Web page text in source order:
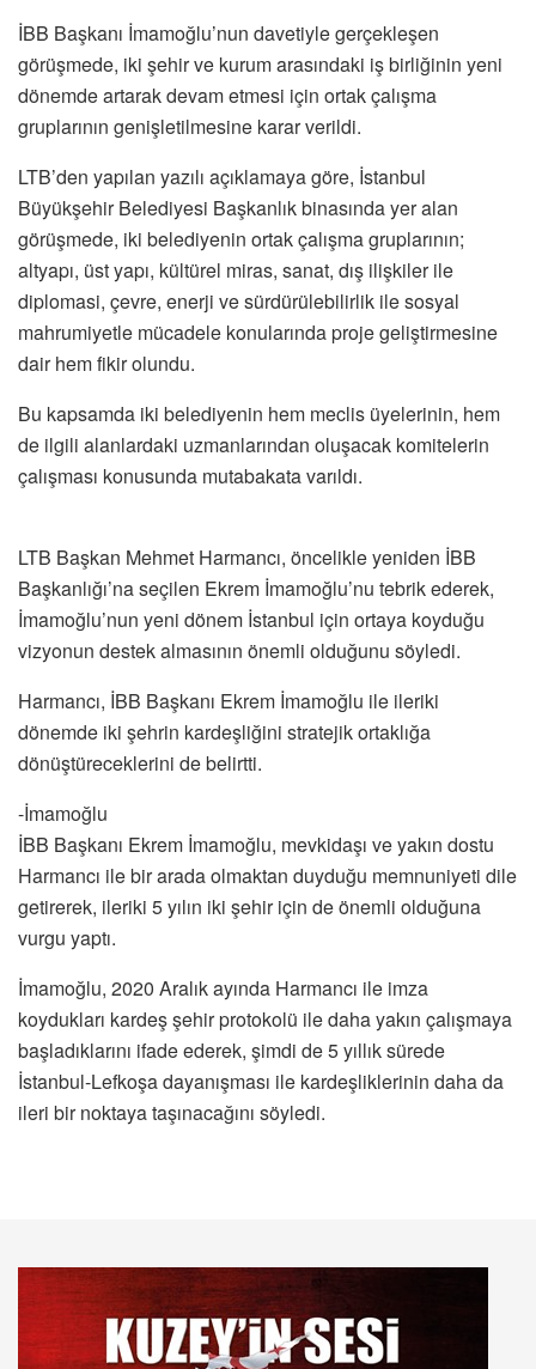
İBB Başkanı İmamoğlu’nun davetiyle gerçekleşen
görüşmede, iki şehir ve kurum arasındaki iş birliğinin yeni
dönemde artarak devam etmesi için ortak çalışma
gruplarının genişletilmesine karar verildi.
LTB’den yapılan yazılı açıklamaya göre, İstanbul
Büyükşehir Belediyesi Başkanlık binasında yer alan
görüşmede, iki belediyenin ortak çalışma gruplarının;
altyapı, üst yapı, kültürel miras, sanat, dış ilişkiler ile
diplomasi, çevre, enerji ve sürdürülebilirlik ile sosyal
mahrumiyetle mücadele konularında proje geliştirmesine
dair hem fikir olundu.
Bu kapsamda iki belediyenin hem meclis üyelerinin, hem
de ilgili alanlardaki uzmanlarından oluşacak komitelerin
çalışması konusunda mutabakata varıldı.
LTB Başkan Mehmet Harmancı, öncelikle yeniden İBB
Başkanlığı’na seçilen Ekrem İmamoğlu’nu tebrik ederek,
İmamoğlu’nun yeni dönem İstanbul için ortaya koyduğu
vizyonun destek almasının önemli olduğunu söyledi.
Harmancı, İBB Başkanı Ekrem İmamoğlu ile ileriki
dönemde iki şehrin kardeşliğini stratejik ortaklığa
dönüştüreceklerini de belirtti.
-İmamoğlu
İBB Başkanı Ekrem İmamoğlu, mevkidaşı ve yakın dostu
Harmancı ile bir arada olmaktan duyduğu memnuniyeti dile
getirerek, ileriki 5 yılın iki şehir için de önemli olduğuna
vurgu yaptı.
İmamoğlu, 2020 Aralık ayında Harmancı ile imza
koydukları kardeş şehir protokolü ile daha yakın çalışmaya
başladıklarını ifade ederek, şimdi de 5 yıllık sürede
İstanbul-Lefkoşa dayanışması ile kardeşliklerinin daha da
ileri bir noktaya taşınacağını söyledi.